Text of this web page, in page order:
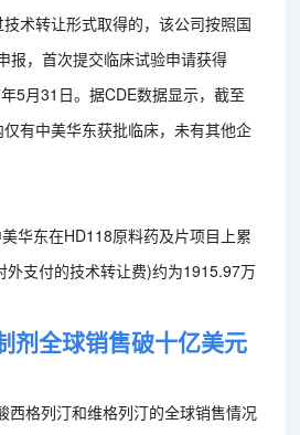
术转让形式取得的，该公司按照国
报，首次提交临床试验申请获得
5月31日。据CDE数据显示，截至
有中美华东获批临床，未有其他企
华东在HD118原料药及片项目上累
外支付的技术转让费)约为1915.97万
剂全球销售破十亿美元
西格列汀和维格列汀的全球销售情况